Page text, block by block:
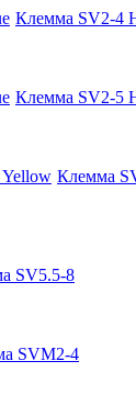
Клемма SV2-4
Клемма SV2-5
Клемма
SV5.5-8
SVM2-4